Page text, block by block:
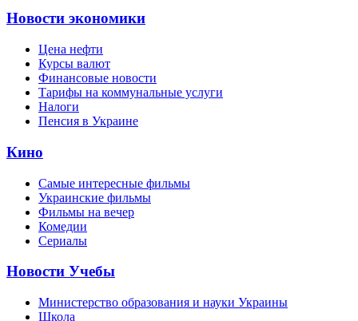
Новости экономики
Цена нефти
Курсы валют
Финансовые новости
Тарифы на коммунальные услуги
Налоги
Пенсия в Украине
Кино
Самые интересные фильмы
Украинские фильмы
Фильмы на вечер
Комедии
Сериалы
Новости Учебы
Министерство образования и науки Украины
Школа